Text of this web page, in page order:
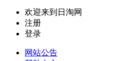
欢迎来到日淘网
注册
登录
网站公告